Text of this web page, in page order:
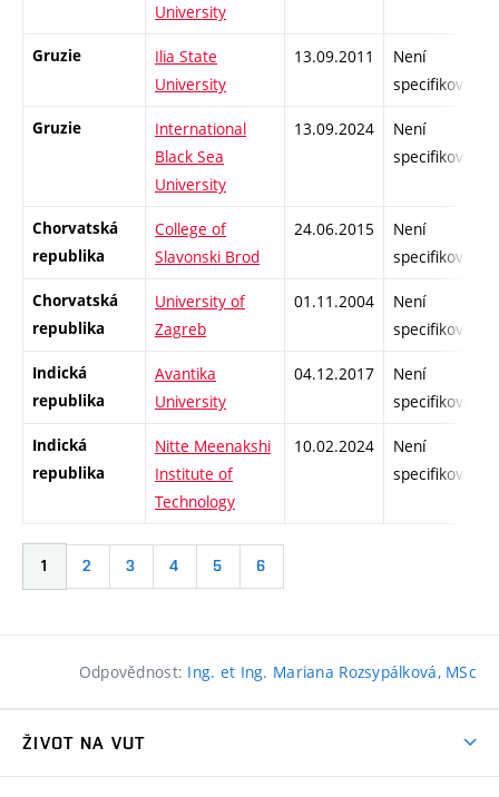
University
Gruzie
Ilia State
University
13.09.2011
Není
specifikované
Gruzie
International
Black Sea
University
13.09.2024
Není
specifikované
Chorvatská
republika
College of
Slavonski Brod
24.06.2015
Není
specifikované
Chorvatská
republika
University of
Zagreb
01.11.2004
Není
specifikované
Indická
republika
Avantika
University
04.12.2017
Není
specifikované
Indická
republika
Nitte Meenakshi
Institute of
Technology
10.02.2024
Není
specifikované
1 2 3 4 5 6
Odpovědnost: Ing. et Ing. Mariana Rozsypálková, MSc
ŽIVOT NA VUT